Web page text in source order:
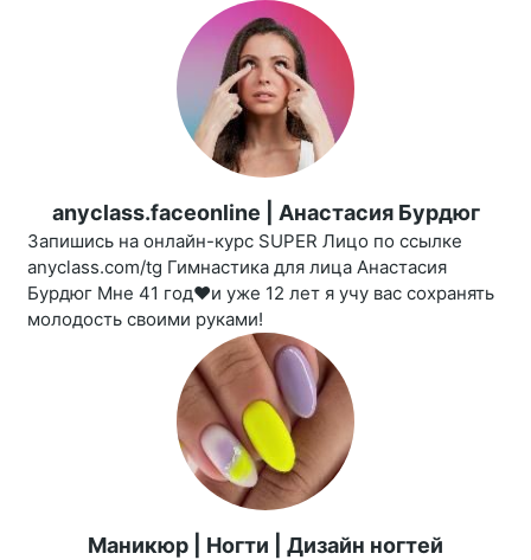
anyclass.faceonline | Анастасия Бурдюг
Запишись на онлайн-курс SUPER Лицо по ссылке
anyclass.com/tg Гимнастика для лица Анастасия
Бурдюг Мне 41 год❤️и уже 12 лет я учу вас сохранять
молодость своими руками!
Маникюр | Ногти | Дизайн ногтей